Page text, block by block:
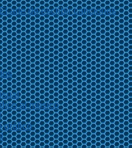
arte de escribir canciones
al músico
gráfico